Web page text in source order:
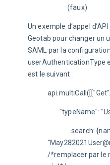
(faux)
Un exemple d’appel
Geotab pour changer un
SAML par la
userAuthenticationType
est le suivant :
"typeName":
/*remplacer par le